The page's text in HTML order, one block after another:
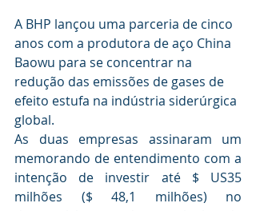
A BHP lançou uma parceria de cinco
anos com a produtora de aço China
Baowu para se concentrar na
redução das emissões de gases de
efeito estufa na indústria siderúrgica
global.
As duas empresas assinaram um
memorando de entendimento com a
intenção de investir até $ US35
milhões ($ 48,1 milhões) no